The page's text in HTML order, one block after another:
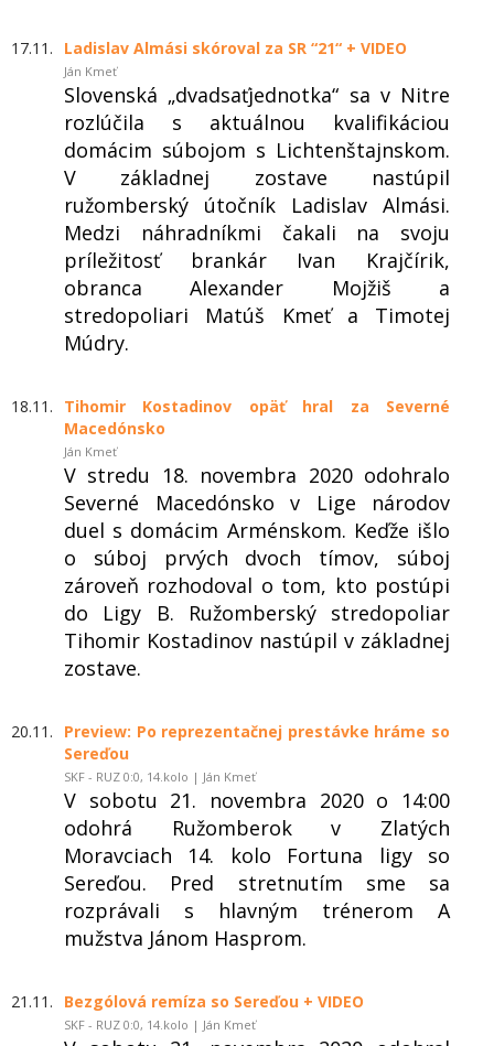
17.11. Ladislav Almási skóroval za SR “21“ + VIDEO
Ján Kmeť
Slovenská „dvadsaťjednotka“ sa v Nitre
rozlúčila s aktuálnou kvalifikáciou
domácim súbojom s Lichtenštajnskom.
V základnej zostave nastúpil
ružomberský útočník Ladislav Almási.
Medzi náhradníkmi čakali na svoju
príležitosť brankár Ivan Krajčírik,
obranca Alexander Mojžiš a
stredopoliari Matúš Kmeť a Timotej
Múdry.
18.11.
Tihomir Kostadinov opäť hral za Severné
Macedónsko
Ján Kmeť
V stredu 18. novembra 2020 odohralo
Severné Macedónsko v Lige národov
duel s domácim Arménskom. Keďže išlo
o súboj prvých dvoch tímov, súboj
zároveň rozhodoval o tom, kto postúpi
do Ligy B. Ružomberský stredopoliar
Tihomir Kostadinov nastúpil v základnej
zostave.
20.11.
Preview: Po reprezentačnej prestávke hráme so
Sereďou
SKF - RUZ 0:0, 14.kolo | Ján Kmeť
V sobotu 21. novembra 2020 o 14:00
odohrá Ružomberok v Zlatých
Moravciach 14. kolo Fortuna ligy so
Sereďou. Pred stretnutím sme sa
rozprávali s hlavným trénerom A
mužstva Jánom Hasprom.
21.11. Bezgólová remíza so Sereďou + VIDEO
SKF - RUZ 0:0, 14.kolo | Ján Kmeť